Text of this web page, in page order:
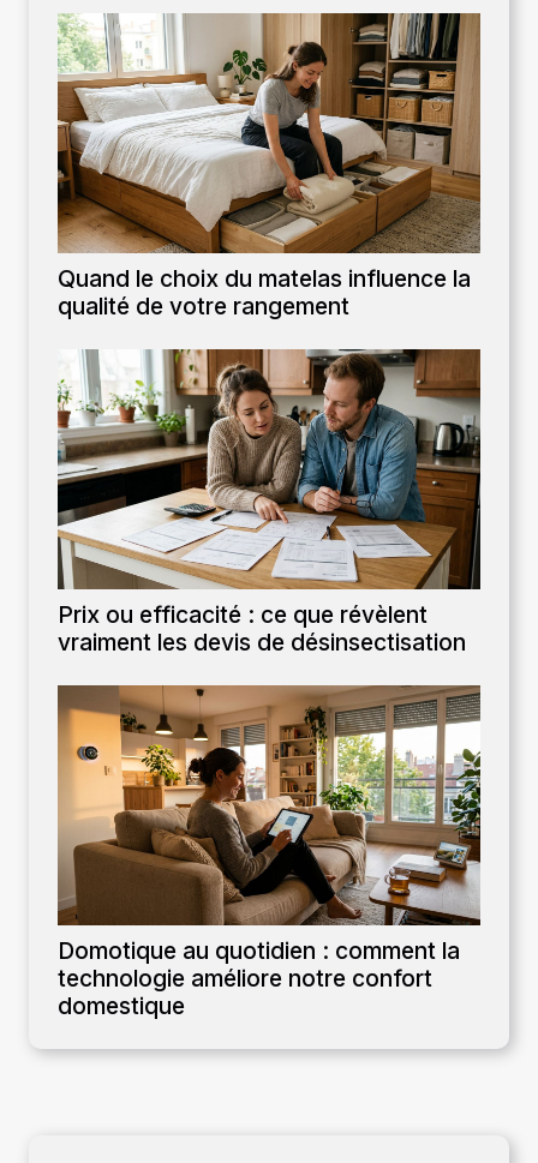
Quand le choix du matelas influence la
qualité de votre rangement
Prix ou efficacité : ce que révèlent
vraiment les devis de désinsectisation
Domotique au quotidien : comment la
technologie améliore notre confort
domestique